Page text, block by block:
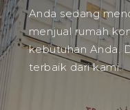
Anda sedang
menjual rumah
kebutuhan Anda.
terbaik dari kami.